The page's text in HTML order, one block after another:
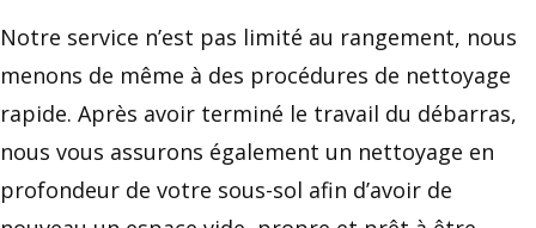
Notre service n’est pas limité au rangement, nous
menons de même à des procédures de nettoyage
rapide. Après avoir terminé le travail du débarras,
nous vous assurons également un nettoyage en
profondeur de votre sous-sol afin d’avoir de